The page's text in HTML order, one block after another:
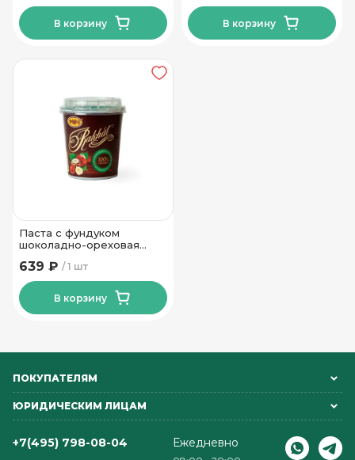
В корзину В корзину
Паста с фундуком
шоколадно-ореховая
1 шт
639 ₽
В корзину
ПОКУПАТЕЛЯМ
ЮРИДИЧЕСКИМ ЛИЦАМ
+7(495) 798-08-04 Ежедневно